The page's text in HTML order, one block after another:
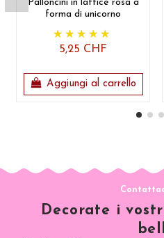
Palloncini in lattice rosa a
forma di unicorno
5,25 CHF
Aggiungi al carrello
Decorate i